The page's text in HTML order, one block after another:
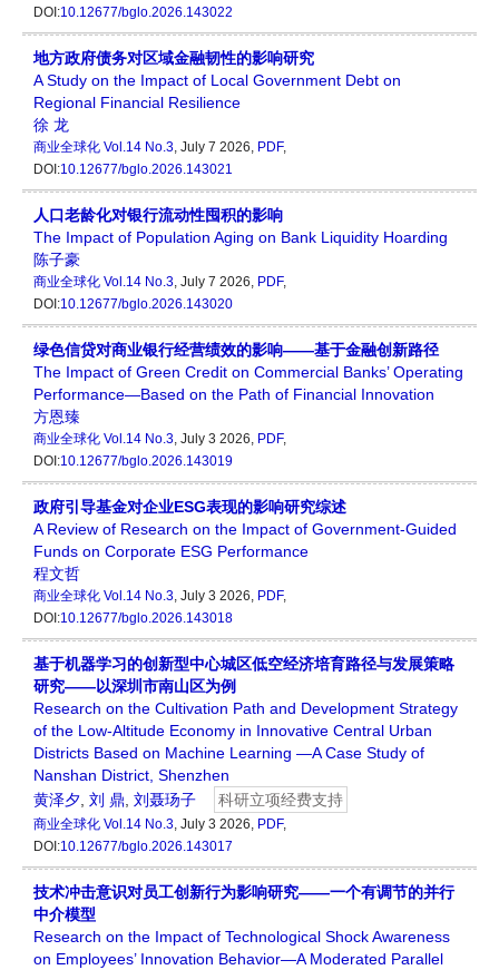
DOI:10.12677/bglo.2026.143022
地方政府债务对区域金融韧性的影响研究
A Study on the Impact of Local Government Debt on
Regional Financial Resilience
徐 龙
商业全球化 Vol.14 No.3, July 7 2026, PDF,
DOI:10.12677/bglo.2026.143021
人口老龄化对银行流动性囤积的影响
The Impact of Population Aging on Bank Liquidity Hoarding
陈子豪
商业全球化 Vol.14 No.3, July 7 2026, PDF,
DOI:10.12677/bglo.2026.143020
绿色信贷对商业银行经营绩效的影响——基于金融创新路径
The Impact of Green Credit on Commercial Banks’ Operating
Performance—Based on the Path of Financial Innovation
方恩臻
商业全球化 Vol.14 No.3, July 3 2026, PDF,
DOI:10.12677/bglo.2026.143019
政府引导基金对企业ESG表现的影响研究综述
A Review of Research on the Impact of Government-Guided
Funds on Corporate ESG Performance
程文哲
商业全球化 Vol.14 No.3, July 3 2026, PDF,
DOI:10.12677/bglo.2026.143018
基于机器学习的创新型中心城区低空经济培育路径与发展策略
研究——以深圳市南山区为例
Research on the Cultivation Path and Development Strategy
of the Low-Altitude Economy in Innovative Central Urban
Districts Based on Machine Learning —A Case Study of
Nanshan District, Shenzhen
黄泽夕 刘 鼎 刘聂玚子 科研立项经费支持
商业全球化 Vol.14 No.3, July 3 2026, PDF,
DOI:10.12677/bglo.2026.143017
技术冲击意识对员工创新行为影响研究——一个有调节的并行
中介模型
Research on the Impact of Technological Shock Awareness
on Employees’ Innovation Behavior—A Moderated Parallel